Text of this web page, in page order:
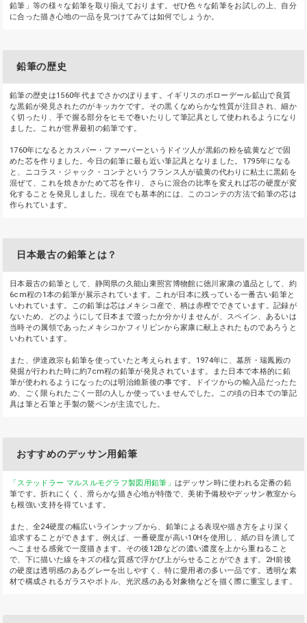
鉛筆」等の様々な鉛筆を取り揃えております。ぜひ色々な鉛筆をお試しの上、自分
に合った描き心地の一品を見つけてみては如何でしょうか。
鉛筆の歴史
鉛筆の歴史は1560年代までさかのぼります。イギリスのボローデール鉱山で良質
な黒鉛が発見されたのがキッカケです。その黒くなめらかな性質が注目され、細か
く切ったり、手で握る部分をヒモで巻いたりして筆記具として使われるようになり
ました。これが世界最初の鉛筆です。
1760年になるとカスパー・ファーバーというドイツ人が黒鉛の粉を硫黄などで固
めた芯を作りました。今日の鉛筆に最も近い筆記具となりました。1795年になる
と、ニコラス・ジャック・コンテというフランス人が硫黄の代わりに粘土に黒鉛を
混ぜて、これを焼きかためて芯を作り、さらに混合の比率を変えれば芯の硬度が変
化することを発見しました。現在でも基本的には、このコンテの方法で鉛筆の芯は
作られています。
日本最古の鉛筆とは？
日本最古の鉛筆として、静岡県の久能山東照宮博物館に徳川家康の遺品として、約
6cm程の1本の鉛筆が展示されています。これが日本に残っている一番古い鉛筆と
いわれています。この鉛筆は芯はメキシコ産で、柄は赤樫でできています。記録が
ないため、どのようにして日本まで渡ったか分かりませんが、スペイン、あるいは
当時その属領であったメキシコかフィリピンから家康に献上されたものであろうと
いわれています。
また、伊達政宗も鉛筆を使っていたと考えられます。1974年に、墓所・瑞鳳殿の
発掘が行われた時に約7cm程の鉛筆が発見されています。また日本で本格的に鉛
筆が使われるようになったのは明治維新後の事です。ドイツからの輸入品だったた
め、ごく限られたごく一部の人しか使っていませんでした。この頃の日本での筆記
具は筆と石筆と手製の鵞ペンが主流でした。
おすすめのデッサン用鉛筆
「ステッドラー マルスルモグラフ製図用鉛筆」はデッサン時に使われる定番の鉛
筆です。折れにくく、滑らかな描き心地が特徴で、美術予備校やデッサン教室から
も根強い支持を得ています。
また、全24硬度の幅広いラインナップから、鉛筆による表現や描き方をより深く
追求することができます。例えば、一番硬度が高い10Hを使用し、紙の目を潰して
へこませる感覚で一度描きます。その後12Bなどの濃い濃度を上から重ねること
で、下に描いた線をキズの様な質感で浮かび上がらせることができます。2H前後
の硬度は透明感のあるグレーを出しやすく、特に愛用者の多い一品です。透明な素
材で構成されるガラスやボトル、光沢感のある対象物などを描く際に重宝します。